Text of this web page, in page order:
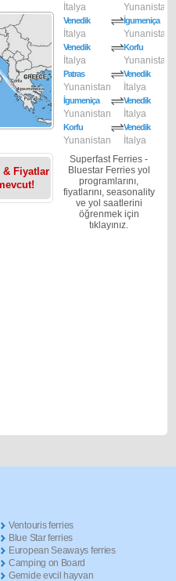
& Fiyatlar
İtalya Yunanistan
Venedik İgumeniça
İtalya Yunanistan
Venedik Korfu
İtalya Yunanistan
Patras Venedik
Yunanistan İtalya
İgumeniça Venedik
Yunanistan İtalya
Korfu Venedik
Yunanistan
İtalya
Superfast Ferries -
Bluestar Ferries yol
programlarını,
fiyatlarını, seasonality
ve yol saatlerini
öğrenmek için
tıklayınız.
Ventouris ferries
Blue Star ferries
European Seaways ferries
Camping on Board
Gemide evcil hayvan